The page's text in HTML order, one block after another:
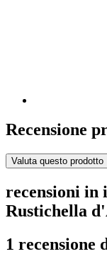
Recensione
Valuta questo prodotto
recensioni in
Rustichella
1